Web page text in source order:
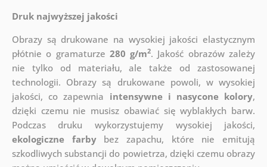
Druk najwyższej jakości
Obrazy są drukowane na wysokiej jakości elastycznym
płótnie o gramaturze 280 g/m2. Jakość obrazów zależy
nie tylko od materiału, ale także od zastosowanej
technologii. Obrazy są drukowane powoli, w wysokiej
jakości, co zapewnia intensywne i nasycone kolory,
dzięki czemu nie musisz obawiać się wyblakłych barw.
Podczas druku wykorzystujemy wysokiej jakości,
ekologiczne farbybez zapachu, które nie emitują
szkodliwych substancji do powietrza, dzięki czemu obrazy